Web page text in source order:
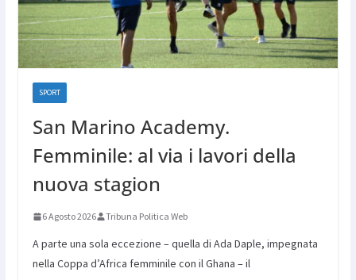
SPORT
San Marino Academy.
Femminile: al via i lavori della
nuova stagion
6 Agosto 2026 Tribuna Politica Web
A parte una sola eccezione – quella di Ada Daple, impegnata
nella Coppa d’Africa femminile con il Ghana – il